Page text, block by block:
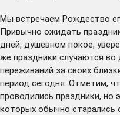
Мы встречаем Рождество
Привычно ожидать
дней, душевном покое,
же праздники случаются
переживаний за своих
период сегодня. Отметим,
проводились праздники, но
которых обычно старались